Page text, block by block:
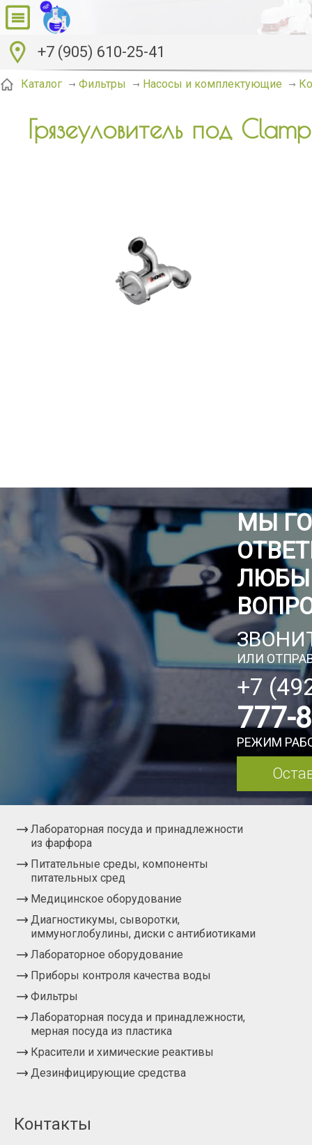
+7 (905) 610-25-41
Каталог Фильтры Насосы и комплектующие
Грязеуловитель под Clamp
МЫ
ИЛИ
+7
777-
РЕЖИМ
Лабораторная посуда и принадлежности
из фарфора
Питательные среды, компоненты
питательных сред
Медицинское оборудование
Диагностикумы, сыворотки,
иммуноглобулины, диски с антибиотиками
Лабораторное оборудование
Приборы контроля качества воды
Фильтры
Лабораторная посуда и принадлежности,
мерная посуда из пластика
Красители и химические реактивы
Дезинфицирующие средства
Контакты